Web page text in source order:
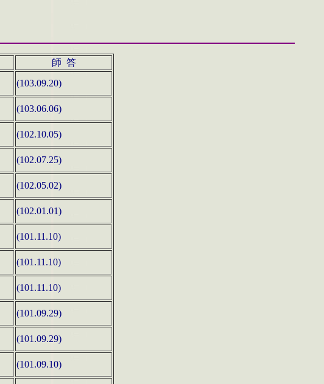
師 答
(103.09.20)
(103.06.06)
(102.10.05)
(102.07.25)
(102.05.02)
(102.01.01)
(101.11.10)
(101.11.10)
(101.11.10)
(101.09.29)
(101.09.29)
(101.09.10)